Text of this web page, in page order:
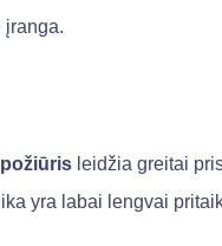
įranga.
leidžia greitai
yra labai lengvai